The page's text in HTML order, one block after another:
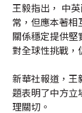
王毅指出， 中
常，但應本著
關係穩定提供
對全球性挑戰，
新華社報道，王
題表明了中方立
理關切。